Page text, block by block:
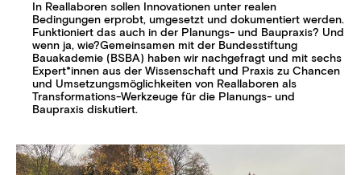
In Reallaboren sollen Innovationen unter realen
Bedingungen erprobt, umgesetzt und dokumentiert werden.
Funktioniert das auch in der Planungs- und Baupraxis? Und
wenn ja, wie?Gemeinsamen mit der Bundesstiftung
Bauakademie (BSBA) haben wir nachgefragt und mit sechs
Expert*innen aus der Wissenschaft und Praxis zu Chancen
und Umsetzungsmöglichkeiten von Reallaboren als
Transformations-Werkzeuge für die Planungs- und
Baupraxis diskutiert.